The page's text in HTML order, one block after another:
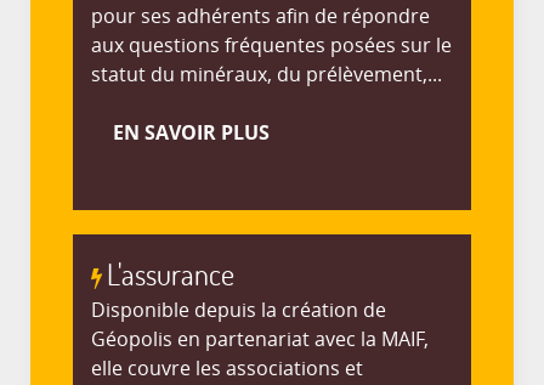
pour ses adhérents afin de répondre
aux questions fréquentes posées sur le
statut du minéraux, du prélèvement,...
EN SAVOIR PLUS
L'assurance
Disponible depuis la création de
Géopolis en partenariat avec la MAIF,
elle couvre les associations et